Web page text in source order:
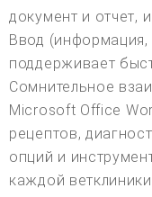
документ и отчет,
Ввод (информация,
поддерживает
Сомнительное
Microsoft Office
рецептов,
опций и
каждой